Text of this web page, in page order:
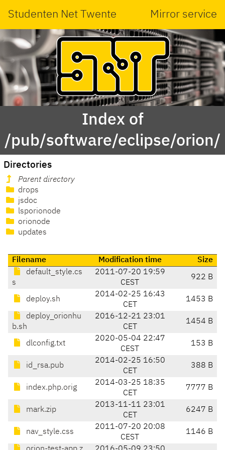
Studenten Net Twente Mirror service
Index of
/pub/software/eclipse/orion/
Directories
Parent directory
drops
jsdoc
lsporionode
orionode
updates
Filename Modification time
Size
default_style.cs
s
2011-07-20 19:59
CEST
922 B
deploy.sh
2014-02-25 16:43
CET
1453 B
deploy_orionhu
b.sh
2016-12-21 23:01
CET
1454 B
dlconfig.txt
2020-05-04 22:47
CEST
153 B
id_rsa.pub
2014-02-25 16:50
CET
388 B
index.php.orig
2014-03-25 18:35
CET
7777 B
mark.zip
2013-11-11 23:01
CET
6247 B
nav_style.css
2011-07-20 20:08
CEST
1146 B